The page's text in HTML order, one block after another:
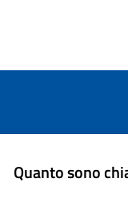
Quanto sono